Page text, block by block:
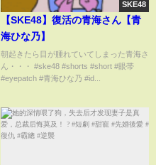
SKE48
【SKE48】復活の青海さん【青
海ひな乃】
朝起きたら目が腫れていてしまった青海さ
ん・・・ #ske48 #shorts #short #眼帯
#eyepatch #青海ひな乃 #id...